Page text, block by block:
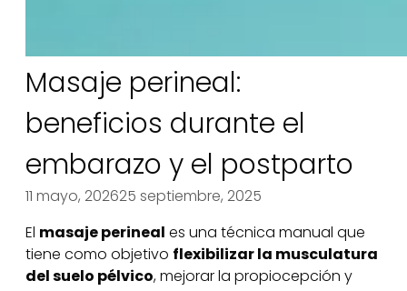
Masaje perineal:
beneficios durante el
embarazo y el postparto
11 mayo, 202625 septiembre, 2025
El masaje perineal es una técnica manual que
tiene como objetivo flexibilizar la musculatura
del suelo pélvico, mejorar la propiocepción y